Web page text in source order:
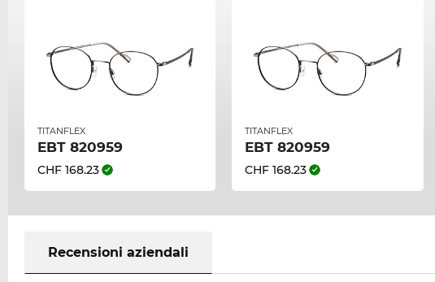
TITANFLEX
EBT 820959
CHF 168.23
TITANFLEX
EBT 820959
CHF 168.23
Recensioni aziendali